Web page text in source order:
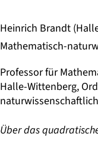
Heinrich Brandt
Mathematisch-
Professor für
Halle-Wittenberg,
Über das